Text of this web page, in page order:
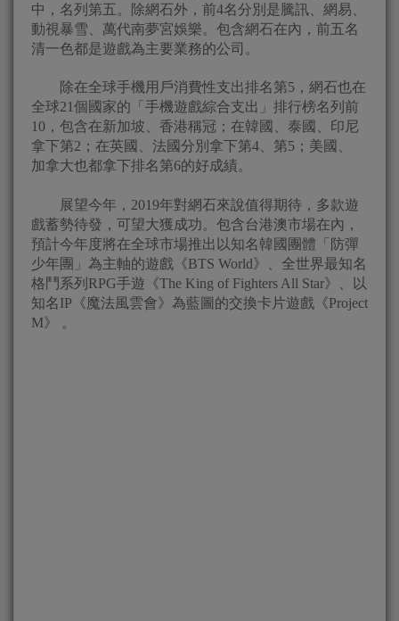
中，名列第五。除網石外，前4名分別是騰訊、網易、
動視暴雪、萬代南夢宮娛樂。包含網石在內，前五名
清一色都是遊戲為主要業務的公司。
除在全球手機用戶消費性支出排名第5，網石也在
全球21個國家的「手機遊戲綜合支出」排行榜名列前
10，包含在新加坡、香港稱冠；在韓國、泰國、印尼
拿下第2；在英國、法國分別拿下第4、第5；美國、
加拿大也都拿下排名第6的好成績。
展望今年，2019年對網石來說值得期待，多款遊
戲蓄勢待發，可望大獲成功。包含台港澳市場在內，
預計今年度將在全球市場推出以知名韓國團體「防彈
少年團」為主軸的遊戲《BTS World》、全世界最知名
格鬥系列RPG手遊《The King of Fighters All Star》、以
知名IP《魔法風雲會》為藍圖的交換卡片遊戲《Project
M》 。